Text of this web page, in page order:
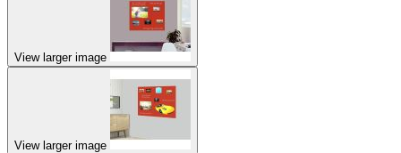
View larger image
View larger image